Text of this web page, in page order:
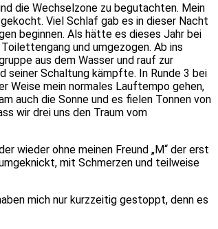
die Wechselzone zu begutachten. Mein
Viel Schlaf gab es in dieser Nacht
beginnen. Als hätte es dieses Jahr bei
und umgezogen. Ab ins
aus dem Wasser und rauf zur
seiner Schaltung kämpfte. In Runde 3 bei
Weise mein normales Lauftempo gehen,
auch die Sonne und es fielen Tonnen von
wir drei uns den Traum vom
wieder ohne meinen Freund „M“ der erst
mit Schmerzen und teilweise
mich nur kurzzeitig gestoppt, denn es